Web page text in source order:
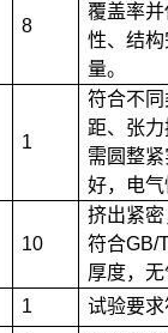
8
覆盖率
性、结
量。
1
符合不
距、张
需圆整
好，电
10
挤出紧
符合GB/
厚度，
1
试验要